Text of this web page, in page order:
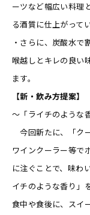
ーツなど幅広い料理
る酒質に仕上がってい
・さらに、炭酸水で
喉越しとキレの良い
ます。
【新・飲み方提案】
～「ライチのような
今回新たに、「ク
ワインクーラー等で
に注ぐことで、味わ
イチのような香り」
食中や食後に、スイ